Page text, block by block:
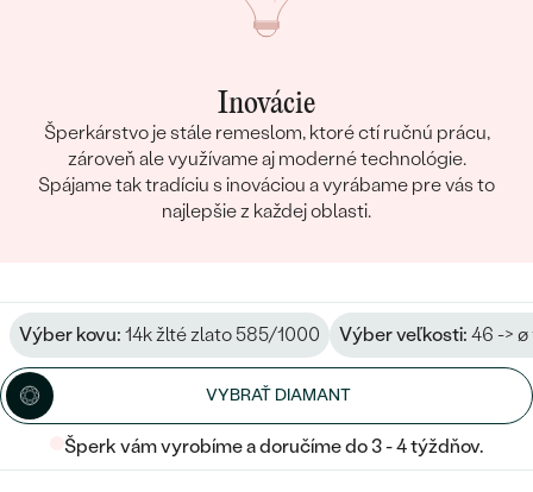
Inovácie
Šperkárstvo je stále remeslom, ktoré ctí ručnú prácu,
zároveň ale využívame aj moderné technológie.
Spájame tak tradíciu s inováciou a vyrábame pre vás to
najlepšie z každej oblasti.
Výber kovu: 14k žlté zlato 585/1000 Výber veľkosti: 46 -> ø
VYBRAŤ DIAMANT
Šperk vám vyrobíme a doručíme do 3 - 4 týždňov.